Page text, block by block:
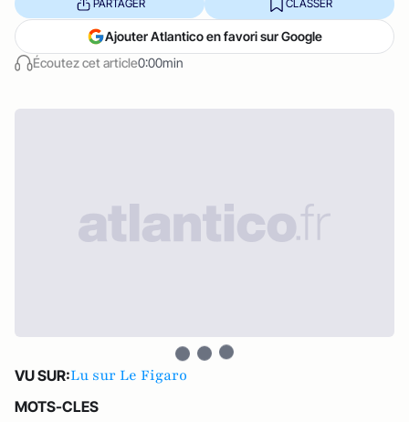
Écoutez cet article0:00min
PARTAGER CLASSER
Ajouter Atlantico en favori sur Google
VU SUR:Lu sur Le Figaro
MOTS-CLES